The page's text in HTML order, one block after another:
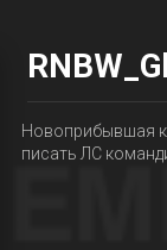
Новоприбывшая
писать ЛС